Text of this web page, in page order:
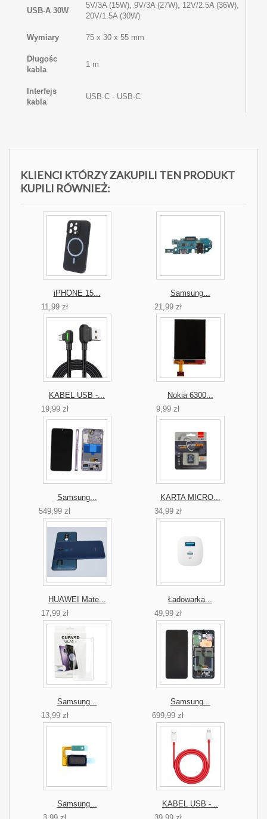
USB-A 30W
5V/3A (15W), 9V/3A (27W), 12V/2.5A (36W),
20V/1.5A (30W)
Wymiary 75 x 30 x 55 mm
Długośc
kabla
1 m
Interfejs
kabla
USB-C - USB-C
KLIENCI KTÓRZY ZAKUPILI TEN PRODUKT
KUPILI RÓWNIEŻ:
iPHONE 15...
11,99 zł
Samsung...
21,99 zł
KABEL USB -...
19,99 zł
Nokia 6300...
9,99 zł
Samsung...
549,99 zł
KARTA MICRO...
34,99 zł
HUAWEI Mate...
17,99 zł
Ładowarka...
49,99 zł
Samsung...
13,99 zł
Samsung...
699,99 zł
Samsung...
KABEL USB -...